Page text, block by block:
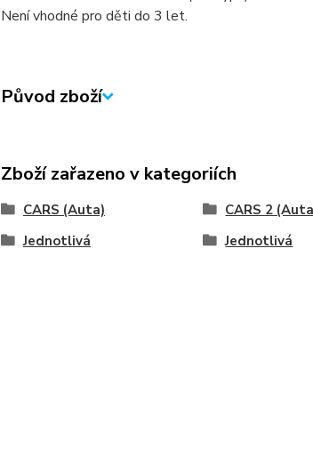
Není vhodné pro děti do 3 let.
Původ zboží
Zboží zařazeno v kategoriích
CARS (Auta) CARS 2
Jednotlivá
Jednotlivá